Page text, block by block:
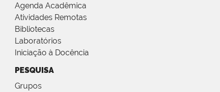
Agenda Acadêmica
Atividades Remotas
Bibliotecas
Laboratórios
Iniciação à Docência
PESQUISA
Grupos